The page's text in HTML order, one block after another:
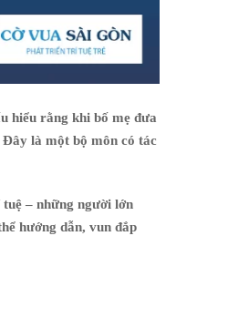
hiểu rằng khi bố mẹ đưa
là một bộ môn có tác
– những người lớn
hướng dẫn, vun đắp